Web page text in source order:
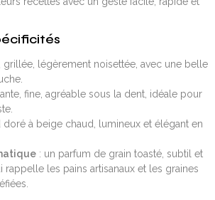
légèrement noisettée, avec une belle
fine, agréable sous la dent, idéale pour
à beige chaud, lumineux et élégant en
: un parfum de grain toasté, subtil et
rappelle les pains artisanaux et les graines